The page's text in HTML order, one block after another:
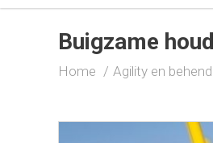
Buigzame
Home Agility en